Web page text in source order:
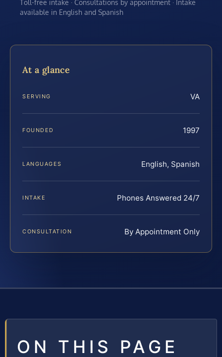
Toll-free intake · Consultations by appointment · Intake
available in English and Spanish
At a glance
SERVING VA
FOUNDED 1997
LANGUAGES English, Spanish
INTAKE Phones Answered 24/7
CONSULTATION By Appointment Only
ON THIS PAGE